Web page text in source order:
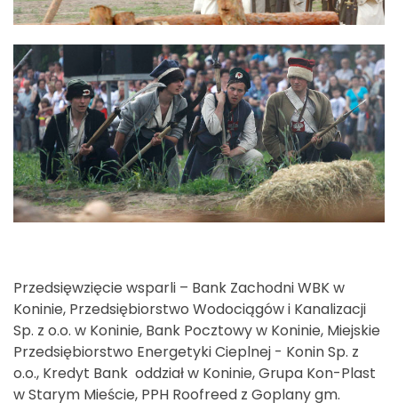
Przedsięwzięcie wsparli – Bank Zachodni WBK w
Koninie, Przedsiębiorstwo Wodociągów i Kanalizacji
Sp. z o.o. w Koninie, Bank Pocztowy w Koninie, Miejskie
Przedsiębiorstwo Energetyki Cieplnej - Konin Sp. z
o.o., Kredyt Bank oddział w Koninie, Grupa Kon-Plast
w Starym Mieście, PPH Roofreed z Goplany gm.